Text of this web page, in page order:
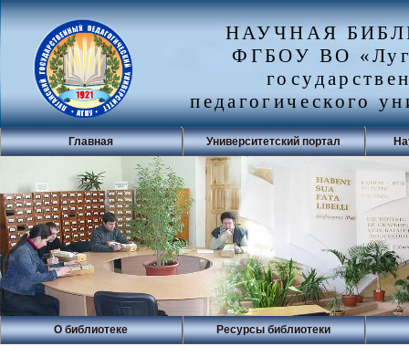
НАУЧНАЯ
ФГБОУ ВО
педагогического
Главная Университетский портал
О библиотеке Ресурсы библиотеки